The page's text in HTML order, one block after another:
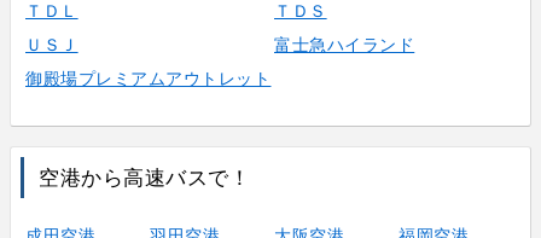
ＴＤＬ
ＴＤＳ
ＵＳＪ
富士急ハイランド
御殿場プレミアムアウトレット
空港から高速バスで！